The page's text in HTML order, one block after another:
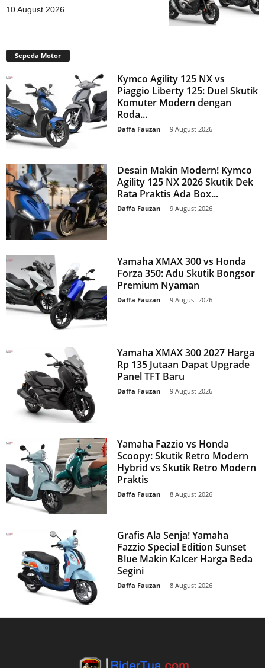
10 August 2026
Sepeda Motor
Kymco Agility 125 NX vs
Piaggio Liberty 125: Duel Skutik
Komuter Modern dengan
Roda...
Daffa Fauzan 9 August 2026
Desain Makin Modern! Kymco
Agility 125 NX 2026 Skutik Dek
Rata Praktis Ada Box...
Daffa Fauzan 9 August 2026
Yamaha XMAX 300 vs Honda
Forza 350: Adu Skutik Bongsor
Premium Nyaman
Daffa Fauzan 9 August 2026
Yamaha XMAX 300 2027 Harga
Rp 135 Jutaan Dapat Upgrade
Panel TFT Baru
Daffa Fauzan 9 August 2026
Yamaha Fazzio vs Honda
Scoopy: Skutik Retro Modern
Hybrid vs Skutik Retro Modern
Praktis
Daffa Fauzan 8 August 2026
Grafis Ala Senja! Yamaha
Fazzio Special Edition Sunset
Blue Makin Kalcer Harga Beda
Segini
Daffa Fauzan 8 August 2026